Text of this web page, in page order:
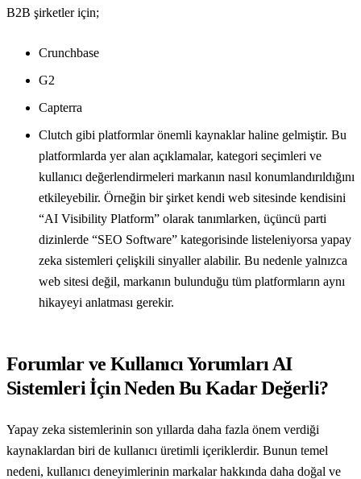
B2B şirketler için;
Crunchbase
G2
Capterra
Clutch gibi platformlar önemli kaynaklar haline gelmiştir. Bu
platformlarda yer alan açıklamalar, kategori seçimleri ve
kullanıcı değerlendirmeleri markanın nasıl konumlandırıldığını
etkileyebilir. Örneğin bir şirket kendi web sitesinde kendisini
“AI Visibility Platform” olarak tanımlarken, üçüncü parti
dizinlerde “SEO Software” kategorisinde listeleniyorsa yapay
zeka sistemleri çelişkili sinyaller alabilir. Bu nedenle yalnızca
web sitesi değil, markanın bulunduğu tüm platformların aynı
hikayeyi anlatması gerekir.
Forumlar ve Kullanıcı Yorumları AI
Sistemleri İçin Neden Bu Kadar Değerli?
Yapay zeka sistemlerinin son yıllarda daha fazla önem verdiği
kaynaklardan biri de kullanıcı üretimli içeriklerdir. Bunun temel
nedeni, kullanıcı deneyimlerinin markalar hakkında daha doğal ve